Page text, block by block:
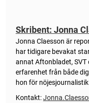
Skribent: Jonna
Jonna Claesson är
har tidigare bevakat
annat Aftonbladet, SVT
erfarenhet från både
hon för
Kontakt: